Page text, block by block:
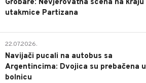
Grobare: Nevjerovatna scena na kraju
utakmice Partizana
22.07.2026.
Navijači pucali na autobus sa
Argentincima: Dvojica su prebačena u
bolnicu